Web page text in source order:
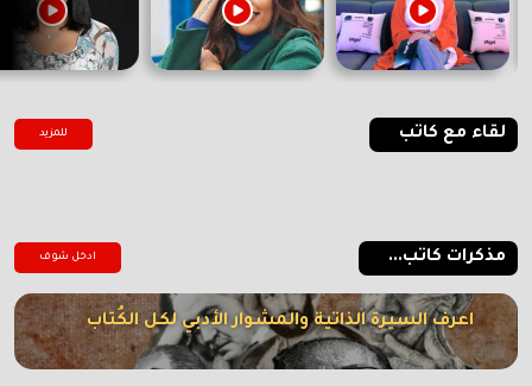
لقاء مع كاتب للمزيد
مذكرات كاتب... ادخل شوف
اعرف السيرة الذاتية والمشوار الأدبي لكل الكُتاب